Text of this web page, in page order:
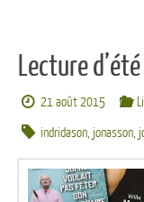
Lecture
21 août 2015
indridason, jonasson,